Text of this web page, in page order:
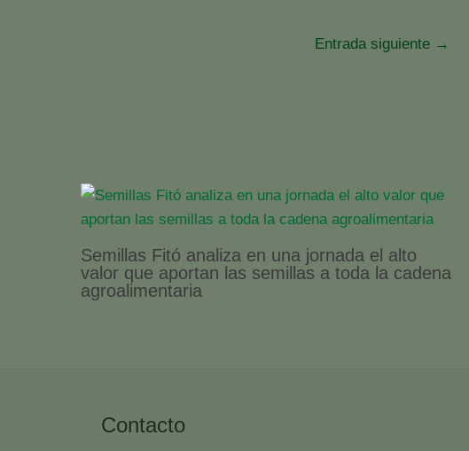
Entrada siguiente →
Semillas Fitó analiza en una jornada el alto
valor que aportan las semillas a toda la cadena
agroalimentaria
Contacto